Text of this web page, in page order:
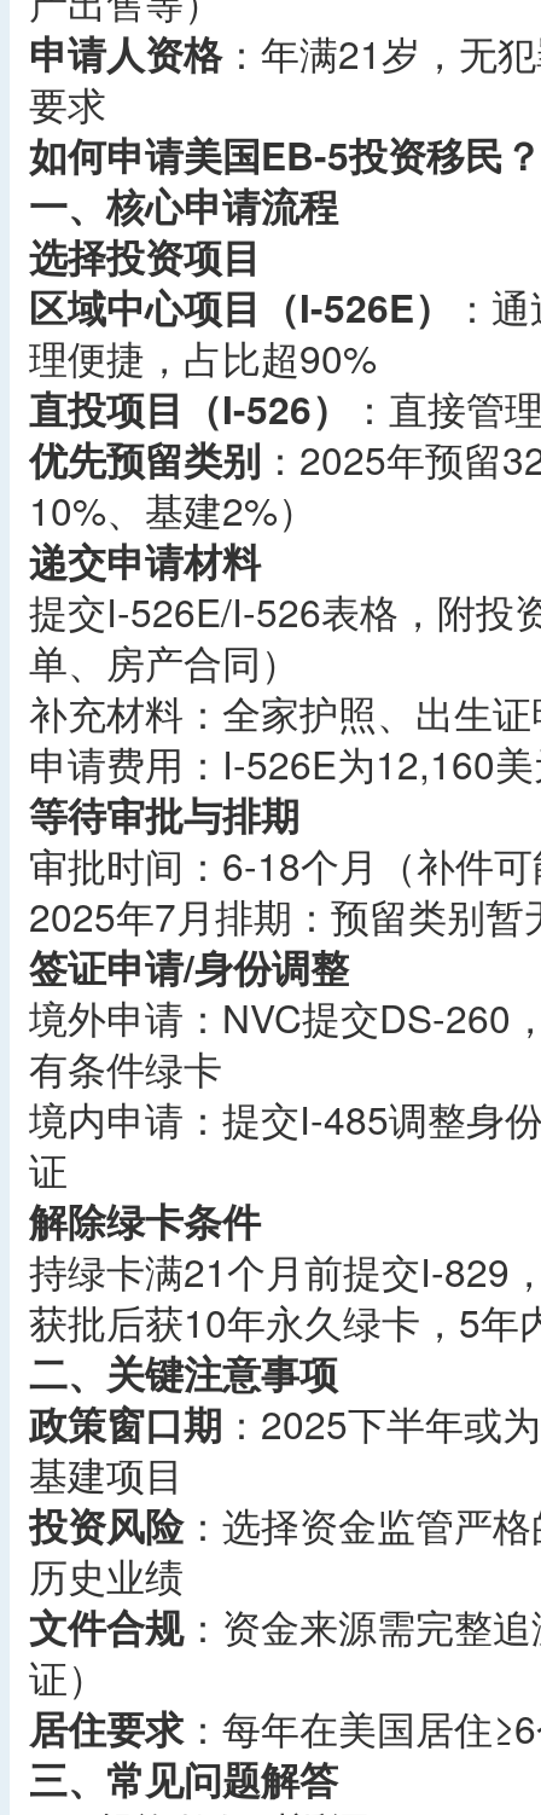
申请人资格：年满21岁，无
要求
如何申请美国EB-5投资移民？
一、核心申请流程
选择投资项目
区域中心项目（I-526E）
：
理便捷，占比超90%
直投项目（I-526） ：直接管
优先预留类别 ：2025年预留
10%、基建2%）
递交申请材料
提交I-526E/I-526表格，附投
单、房产合同）
补充材料：全家护照、出生
申请费用：I-526E为12,160
等待审批与排期
审批时间：6-18个月（补件
2025年7月排期：预留类别
签证申请/身份调整
境外申请：NVC提交DS-260
有条件绿卡
境内申请：提交I-485调整身
证
解除绿卡条件
持绿卡满21个月前提交I-829
获批后获10年永久绿卡，5年
二、关键注意事项
政策窗口期 ：2025下半年或
基建项目
投资风险：选择资金监管严
历史业绩
文件合规：资金来源需完整
证）
居住要求：每年在美国居住
三、常见问题解答